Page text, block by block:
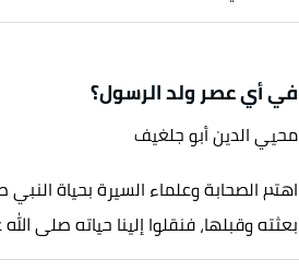
في أي عصر ولد الرسول؟
محيي الدين أبو جلغيف
اهتم الصحابة وعلماء السيرة بحياة
بعثته وقبلها، فنقلوا إلينا حياته صلى